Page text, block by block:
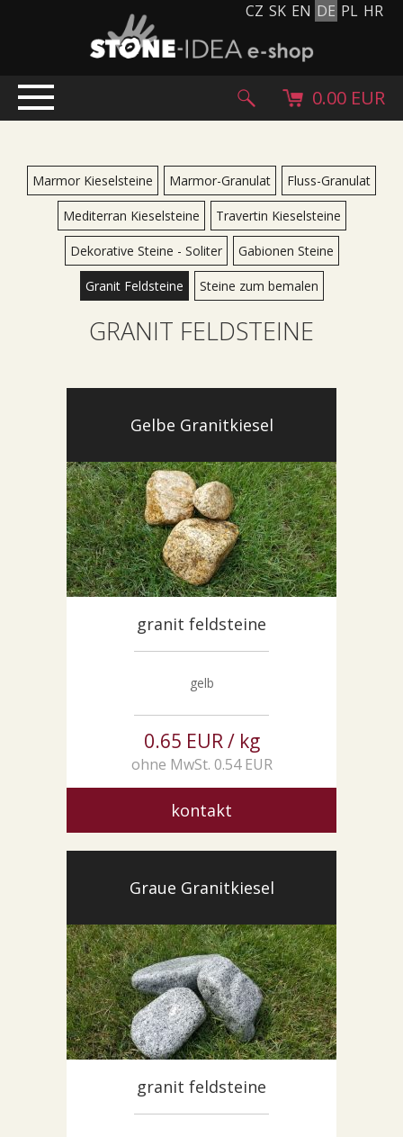
CZ SK EN DE PL HR
PRODUKTE
Steinteppich
Steinpflaster und Fliesen
Kieselsteine, Kopfstein und Granulat
Ergänzende Sortiment
Steinblöcke
Terazzo
SONDERNABFERTIGUNGEN
AKTUALITÄTEN
SHOWROOM
KONTAKT
0.00 EUR
Marmor Kieselsteine Marmor-Granulat Fluss-Granulat
Mediterran Kieselsteine Travertin Kieselsteine
Dekorative Steine - Soliter Gabionen Steine
Granit Feldsteine Steine zum bemalen
GRANIT FELDSTEINE
Gelbe Granitkiesel
granit feldsteine
gelb
0.65 EUR / kg
ohne MwSt. 0.54 EUR
kontakt
Graue Granitkiesel
granit feldsteine